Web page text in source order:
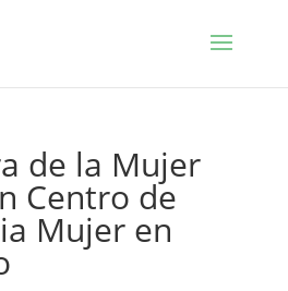
de la Mujer
Centro de
Mujer en